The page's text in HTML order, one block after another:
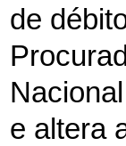
de
e altera